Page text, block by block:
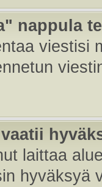
nappula
viestisi
laittaa
hyväksyä